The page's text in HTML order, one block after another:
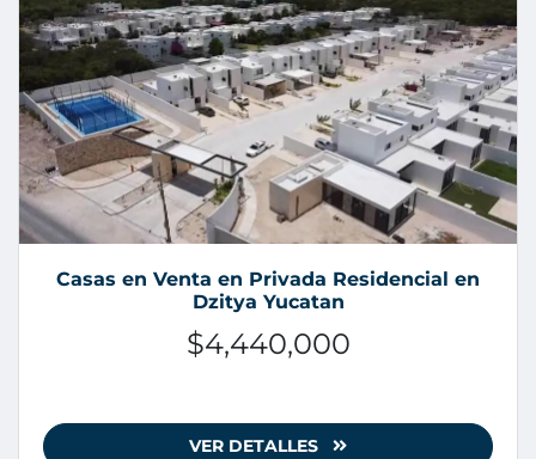
Casas en Venta en Privada Residencial en
Dzitya Yucatan
$4,440,000
VER DETALLES